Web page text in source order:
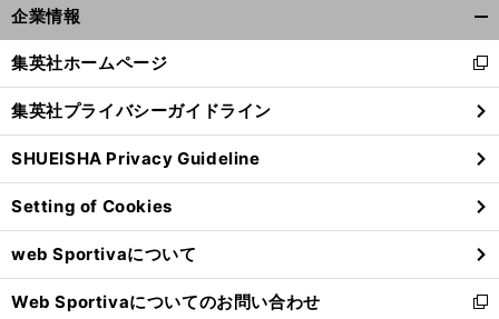
企業情報
閉
る
集英社ホームページ
新
し
い
ウ
ィ
ン
ド
ウ
で
開
く
集英社プライバシーガイドライン
SHUEISHA Privacy Guideline
Setting of Cookies
web Sportivaについて
Web Sportivaについてのお問い合わせ
新